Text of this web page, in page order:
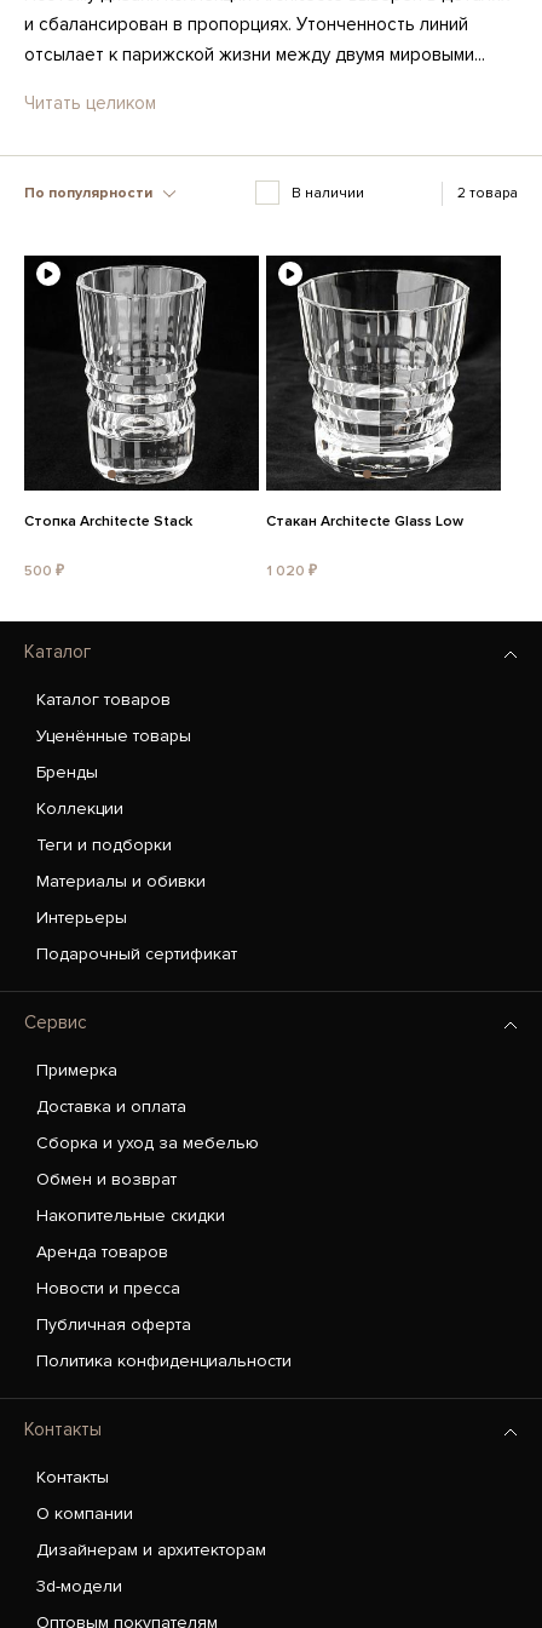
и сбалансирован в пропорциях. Утонченность линий
отсылает к парижской жизни между двумя мировыми...
Читать целиком
По популярности В наличии 2 товара
Стопка Architecte Stack
500 ₽
Стакан Architecte Glass Low
1 020 ₽
Каталог
Каталог товаров
Уценённые товары
Бренды
Коллекции
Теги и подборки
Материалы и обивки
Интерьеры
Подарочный сертификат
Сервис
Примерка
Доставка и оплата
Сборка и уход за мебелью
Обмен и возврат
Накопительные скидки
Аренда товаров
Новости и пресса
Публичная оферта
Политика конфиденциальности
Контакты
Контакты
О компании
Дизайнерам и архитекторам
3d-модели
Оптовым покупателям